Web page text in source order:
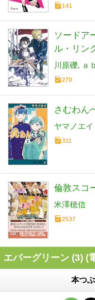
141
ソードア
ル・リン
川原礫 ａ
270
さむわん
ヤマノエイ
311
倫敦スコ
米澤穂信
2537
エバーグリーン (3) (
本つ